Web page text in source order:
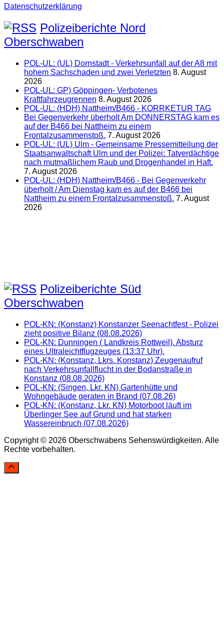
Datenschutzerklärung
Polizeiberichte Nord
Oberschwaben
POL-UL: (UL) Dornstadt - Verkehrsunfall auf der A8 mit
hohem Sachschaden und zwei Verletzten 8. August
2026
POL-UL: GP) Göppingen- Verbotenes
Kraftfahrzeugrennen 8. August 2026
POL-UL: (HDH) Nattheim/B466 - KORRKETUR TAG
Bei Gegenverkehr überholt Am DONNERSTAG kam es
auf der B466 bei Nattheim zu einem
Frontalzusammenstoß. 7. August 2026
POL-UL: (UL) Ulm - Gemeinsame Pressemitteilung der
Staatsanwaltschaft Ulm und der Polizei: Tatverdächtige
nach mutmaßlichem Raub und Drogenhandel in Haft.
7. August 2026
POL-UL: (HDH) Nattheim/B466 - Bei Gegenverkehr
überholt / Am Dienstag kam es auf der B466 bei
Nattheim zu einem Frontalzusammenstoß. 7. August
2026
Polizeiberichte Süd
Oberschwaben
POL-KN: (Konstanz) Konstanzer Seenachtfest - Polizei
zieht positive Bilanz (08.08.2026)
POL-KN: Dunningen ( Landkreis Rottweil). Absturz
eines Ultraleichtflugzeuges (13:37 Uhr).
POL-KN: (Konstanz, Lkrs. Konstanz) Zeugenaufruf
nach Verkehrsunfallflucht in der Bodanstraße in
Konstanz (08.08.2026)
POL-KN: (Singen, Lkr. KN) Gartenhütte und
Wohngebäude geraten in Brand (07.08.26)
POL-KN: (Konstanz, Lkr. KN) Motorboot läuft im
Überlinger See auf Grund und hat starken
Wassereinbruch (07.08.2026)
Copyright © 2026 Oberschwabens Sehenswürdigkeiten. Alle
Rechte vorbehalten.